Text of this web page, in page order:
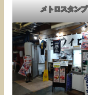
メトロスタンプ